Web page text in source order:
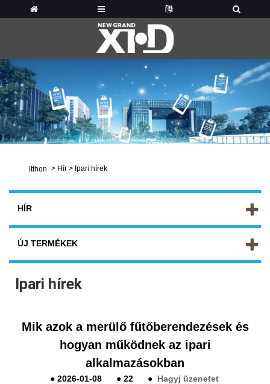
itthon > Hír > Ipari hírek
HÍR
ÚJ TERMÉKEK
Ipari hírek
Mik azok a merülő fűtőberendezések és
hogyan működnek az ipari
alkalmazásokban
●2026-01-08 ●22 ● Hagyj üzenetet